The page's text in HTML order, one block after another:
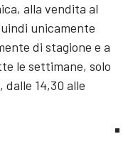
alla vendita al
unicamente
di stagione e a
le settimane, solo
dalle 14,30 alle